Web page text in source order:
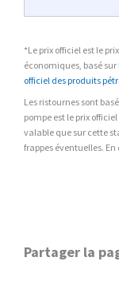
*Le prix officiel est le
économiques, basé
officiel des produits
Les ristournes sont
pompe est le prix
valable que sur cette
frappes éventuelles. En
Partager la